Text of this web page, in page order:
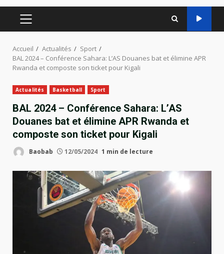
MENU
PRINCIPAL
Accueil Actualités
Sport
BAL 2024 – Conférence Sahara: L’AS Douanes bat et élimine APR
Rwanda et composte son ticket pour Kigali
Actualités Basketball Sport
BAL 2024 – Conférence Sahara: L’AS
Douanes bat et élimine APR Rwanda et
composte son ticket pour Kigali
Baobab 12/05/2024 1 min de lecture